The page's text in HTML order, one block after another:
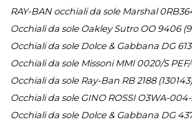
RAY-BAN occhiali da sole Marshal
Occhiali da sole Oakley Sutro OO 9406
Occhiali da sole Dolce & Gabbana DG
Occhiali da sole Missoni MMI 0020/S PEF/
Occhiali da sole Ray-Ban RB 2188 (130143)
Occhiali da sole GINO ROSSI O3WA-
Occhiali da sole Dolce & Gabbana DG